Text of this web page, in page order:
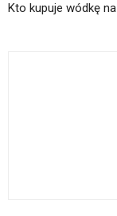
Kto kupuje wódkę